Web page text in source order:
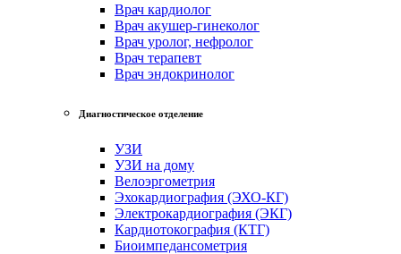
Врач кардиолог
Врач акушер-гинеколог
Врач уролог, нефролог
Врач терапевт
Врач эндокринолог
Диагностическое отделение
УЗИ
УЗИ на дому
Велоэргометрия
Эхокардиография (ЭХО-КГ)
Электрокардиография (ЭКГ)
Кардиотокография (КТГ)
Биоимпедансометрия